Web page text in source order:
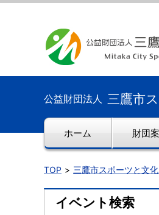
公益財団法人 三鷹市
ホーム 財団
TOP 三鷹市スポーツと文
イベント検索